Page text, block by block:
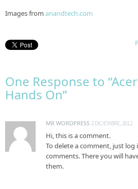
Images from anandtech.com
One Response to
Hands On”
MR WORDPRESS 2 DICIEMBRE, 2012
Hi, this is a comment.
To delete a comment, just
comments. There you will
them.